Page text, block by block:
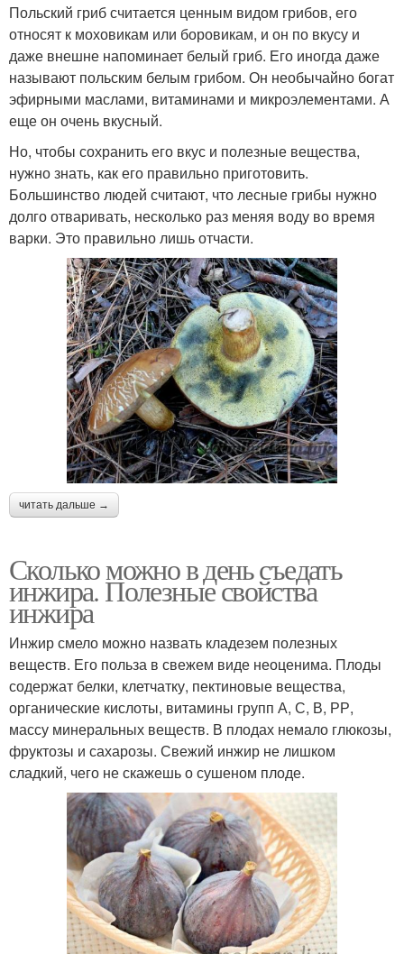
Польский гриб считается ценным видом грибов, его
относят к моховикам или боровикам, и он по вкусу и
даже внешне напоминает белый гриб. Его иногда даже
называют польским белым грибом. Он необычайно богат
эфирными маслами, витаминами и микроэлементами. А
еще он очень вкусный.
Но, чтобы сохранить его вкус и полезные вещества,
нужно знать, как его правильно приготовить.
Большинство людей считают, что лесные грибы нужно
долго отваривать, несколько раз меняя воду во время
варки. Это правильно лишь отчасти.
читать дальше →
Сколько можно в день съедать
инжира. Полезные свойства
инжира
Инжир смело можно назвать кладезем полезных
веществ. Его польза в свежем виде неоценима. Плоды
содержат белки, клетчатку, пектиновые вещества,
органические кислоты, витамины групп А, С, В, РР,
массу минеральных веществ. В плодах немало глюкозы,
фруктозы и сахарозы. Свежий инжир не лишком
сладкий, чего не скажешь о сушеном плоде.